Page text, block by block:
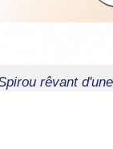
rêvant